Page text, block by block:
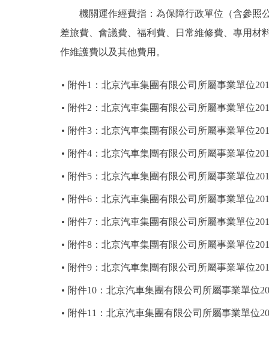
機關運作經費指：為保障行政單位（含參照公
差旅費、會議費、福利費、日常維修費、專用材
作維護費以及其他費用。
附件1：北京汽車集團有限公司所屬事業單位
附件2：北京汽車集團有限公司所屬事業單位
附件3：北京汽車集團有限公司所屬事業單位
附件4：北京汽車集團有限公司所屬事業單位
附件5：北京汽車集團有限公司所屬事業單位
附件6：北京汽車集團有限公司所屬事業單位
附件7：北京汽車集團有限公司所屬事業單位
附件8：北京汽車集團有限公司所屬事業單位
附件9：北京汽車集團有限公司所屬事業單位
附件10：北京汽車集團有限公司所屬事業單位
附件11：北京汽車集團有限公司所屬事業單位